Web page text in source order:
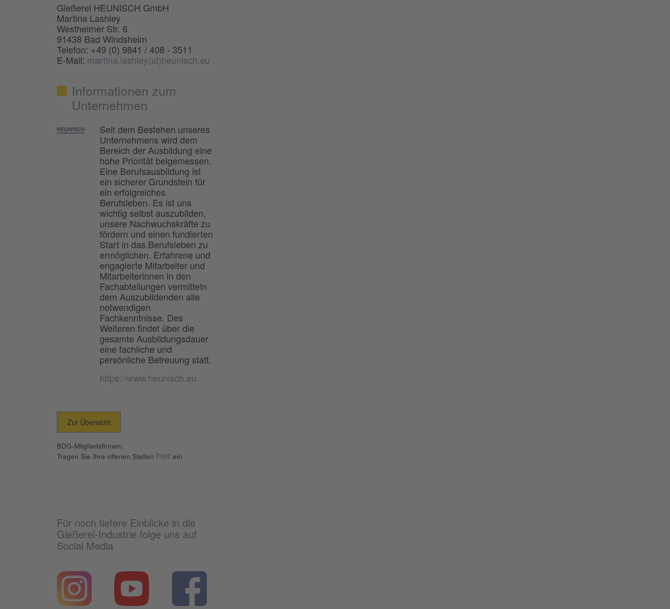
Gießerei HEUNISCH GmbH
Martina Lashley
Westheimer Str. 6
91438 Bad Windsheim
Telefon: +49 (0) 9841 / 408 - 3511
E-Mail: martina.lashley(at)heunisch.eu
Informationen zum
Unternehmen
Seit dem Bestehen unseres
Unternehmens wird dem
Bereich der Ausbildung eine
hohe Priorität beigemessen.
Eine Berufsausbildung ist
ein sicherer Grundstein für
ein erfolgreiches
Berufsleben. Es ist uns
wichtig selbst auszubilden,
unsere Nachwuchskräfte zu
fördern und einen fundierten
Start in das Berufsleben zu
ermöglichen. Erfahrene und
engagierte Mitarbeiter und
Mitarbeiterinnen in den
Fachabteilungen vermitteln
dem Auszubildenden alle
notwendigen
Fachkenntnisse. Des
Weiteren findet über die
gesamte Ausbildungsdauer
eine fachliche und
persönliche Betreuung statt.
https://www.heunisch.eu
Zur Übersicht
BDG-Mitgliedsfirmen:
Tragen Sie Ihre offenen Stellen hier ein
Für noch tiefere Einblicke in die
Gießerei-Industrie folge uns auf
Social Media